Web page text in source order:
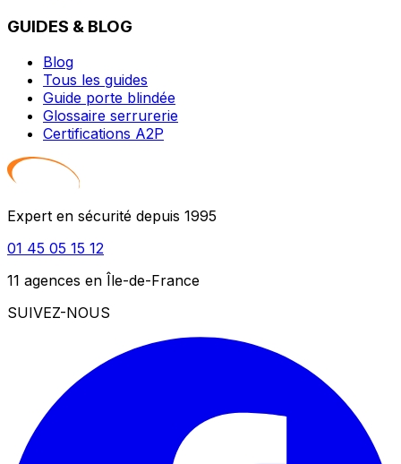
GUIDES & BLOG
Blog
Tous les guides
Guide porte blindée
Glossaire serrurerie
Certifications A2P
Expert en sécurité depuis 1995
01 45 05 15 12
11 agences en Île-de-France
SUIVEZ-NOUS